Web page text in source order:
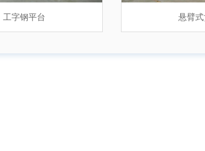
物流仓储货架 堆垛
工字钢平台 悬臂